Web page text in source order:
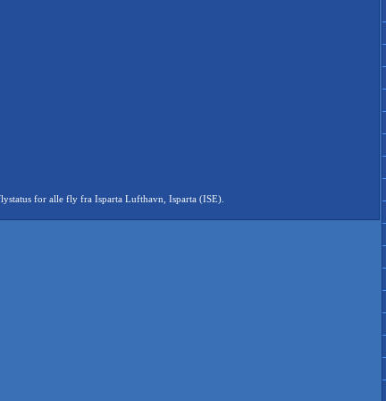
for alle fly fra Isparta Lufthavn, Isparta (ISE).